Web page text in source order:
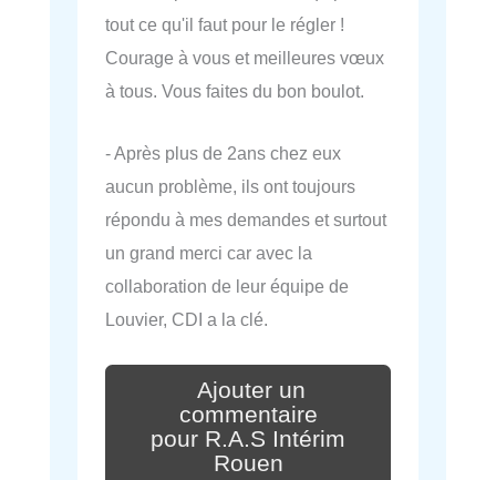
tout ce qu'il faut pour le régler !
Courage à vous et meilleures vœux
à tous. Vous faites du bon boulot.
- Après plus de 2ans chez eux
aucun problème, ils ont toujours
répondu à mes demandes et surtout
un grand merci car avec la
collaboration de leur équipe de
Louvier, CDI a la clé.
Ajouter un
commentaire
pour R.A.S Intérim
Rouen